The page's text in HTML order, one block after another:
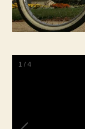
1 / 4